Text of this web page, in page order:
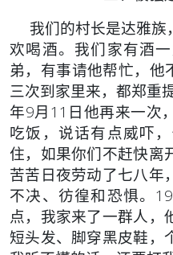
我们的村长是达雅族
欢喝酒。我们家有酒
弟，有事请他帮忙，
三次到家里来，都郑重
年9月11日他再来一次
吃饭，说话有点威吓
住，如果你们不赶快离
苦苦日夜劳动了七八年
不决、彷徨和恐惧。
点，我家来了一群人，
短头发、脚穿黑皮鞋，